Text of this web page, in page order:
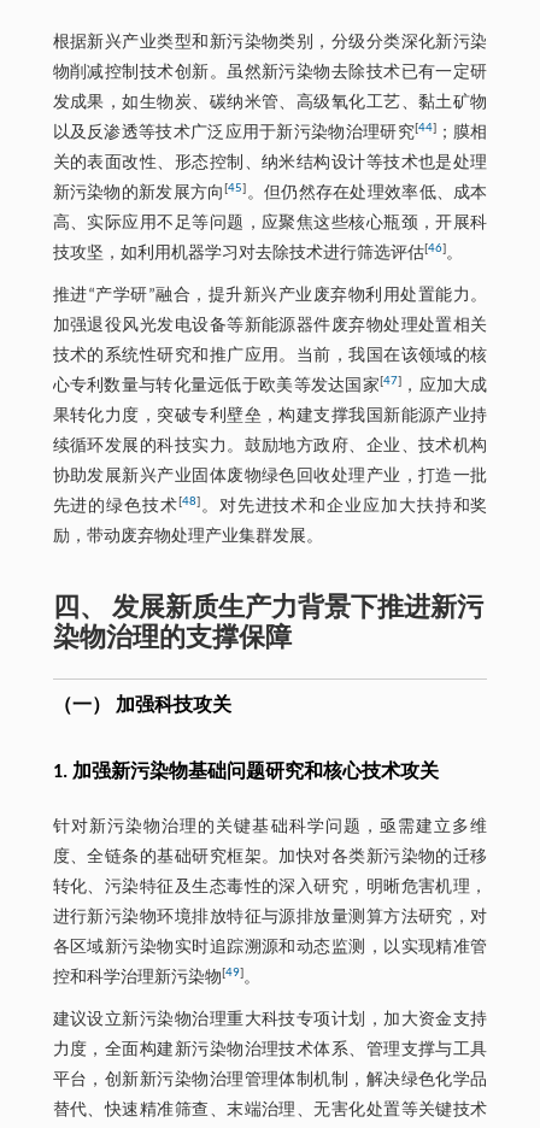
根据新兴产业类型和新污染物类别，分级分类深化新污染
物削减控制技术创新。虽然新污染物去除技术已有一定研
发成果，如生物炭、碳纳米管、高级氧化工艺、黏土矿物
以及反渗透等技术广泛应用于新污染物治理研究[44]；膜相
关的表面改性、形态控制、纳米结构设计等技术也是处理
新污染物的新发展方向[45] 。但仍然存在处理效率低、成本
高、实际应用不足等问题，应聚焦这些核心瓶颈，开展科
技攻坚，如利用机器学习对去除技术进行筛选评估[46]。
推进“产学研”融合，提升新兴产业废弃物利用处置能力。
加强退役风光发电设备等新能源器件废弃物处理处置相关
技术的系统性研究和推广应用。当前，我国在该领域的核
心专利数量与转化量远低于欧美等发达国家[47]，应加大成
果转化力度，突破专利壁垒，构建支撑我国新能源产业持
续循环发展的科技实力。鼓励地方政府、企业、技术机构
协助发展新兴产业固体废物绿色回收处理产业，打造一批
先进的绿色技术[48]。对先进技术和企业应加大扶持和奖
励，带动废弃物处理产业集群发展。
四、 发展新质生产力背景下推进新污
染物治理的支撑保障
（一） 加强科技攻关
1. 加强新污染物基础问题研究和核心技术攻关
针对新污染物治理的关键基础科学问题，亟需建立多维
度、全链条的基础研究框架。加快对各类新污染物的迁移
转化、污染特征及生态毒性的深入研究，明晰危害机理，
进行新污染物环境排放特征与源排放量测算方法研究，对
各区域新污染物实时追踪溯源和动态监测，以实现精准管
控和科学治理新污染物[49]。
建议设立新污染物治理重大科技专项计划，加大资金支持
力度，全面构建新污染物治理技术体系、管理支撑与工具
平台，创新新污染物治理管理体制机制，解决绿色化学品
替代、快速精准筛查、末端治理、无害化处置等关键技术